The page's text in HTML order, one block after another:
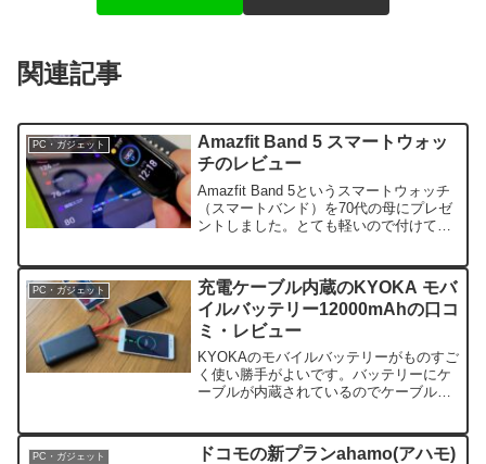
関連記事
PC・ガジェット
Amazfit Band 5 スマートウォッ
チのレビュー
Amazfit Band 5というスマートウォッチ
（スマートバンド）を70代の母にプレゼ
ントしました。とても軽いので付けてい
PC・ガジェット
充電ケーブル内蔵のKYOKA モバ
イルバッテリー12000mAhの口コ
ミ・レビュー
KYOKAのモバイルバッテリーがものすご
く使い勝手がよいです。バッテリーにケ
ーブルが内蔵されているのでケーブルを
ンジケーターでみ...
PC・ガジェット
ドコモの新プランahamo(アハモ)